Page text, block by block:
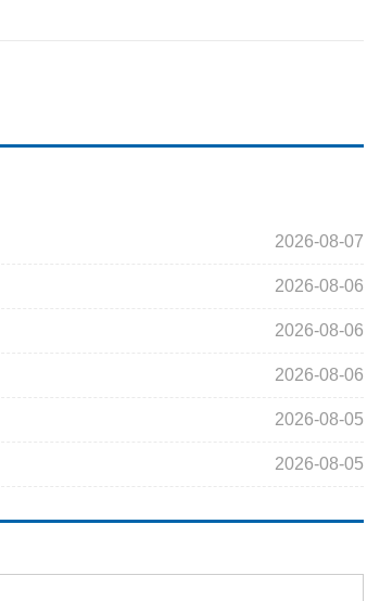
2026-08-07
2026-08-06
2026-08-06
2026-08-06
2026-08-05
2026-08-05